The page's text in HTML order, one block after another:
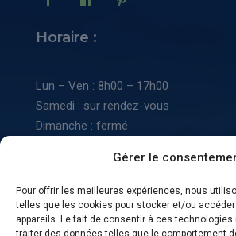
Gérer le
Pour offrir les meilleures expériences, nous
telles que les cookies pour stocker et/ou
appareils. Le fait de consentir à ces
traiter des données telles que le comportement
Horaire :
Lun – Ven : 8h00 – 17h00
Samedi : sur rendez-vous
Dimanche : fermé
Mentions légales:
📠 Conditions générales de vente